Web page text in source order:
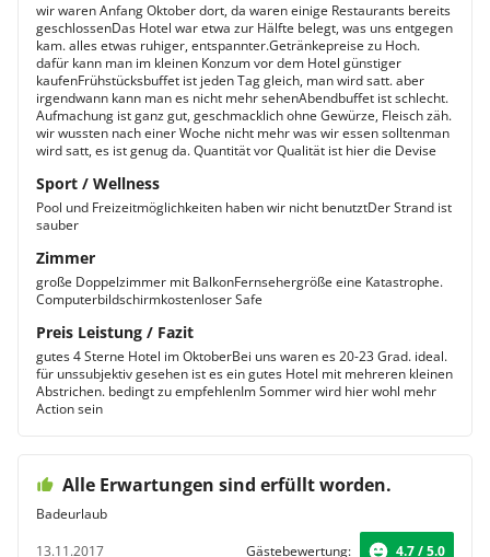
wir waren Anfang Oktober dort, da waren einige Restaurants bereits
geschlossenDas Hotel war etwa zur Hälfte belegt, was uns entgegen
kam. alles etwas ruhiger, entspannter.Getränkepreise zu Hoch.
dafür kann man im kleinen Konzum vor dem Hotel günstiger
kaufenFrühstücksbuffet ist jeden Tag gleich, man wird satt. aber
irgendwann kann man es nicht mehr sehenAbendbuffet ist schlecht.
Aufmachung ist ganz gut, geschmacklich ohne Gewürze, Fleisch zäh.
wir wussten nach einer Woche nicht mehr was wir essen solltenman
wird satt, es ist genug da. Quantität vor Qualität ist hier die Devise
Sport / Wellness
Pool und Freizeitmöglichkeiten haben wir nicht benutztDer Strand ist
sauber
Zimmer
große Doppelzimmer mit BalkonFernsehergröße eine Katastrophe.
Computerbildschirmkostenloser Safe
Preis Leistung / Fazit
gutes 4 Sterne Hotel im OktoberBei uns waren es 20-23 Grad. ideal.
für unssubjektiv gesehen ist es ein gutes Hotel mit mehreren kleinen
Abstrichen. bedingt zu empfehlenIm Sommer wird hier wohl mehr
Action sein
Alle Erwartungen sind erfüllt worden.
Badeurlaub
13.11.2017
Gästebewertung: 4.7 / 5.0